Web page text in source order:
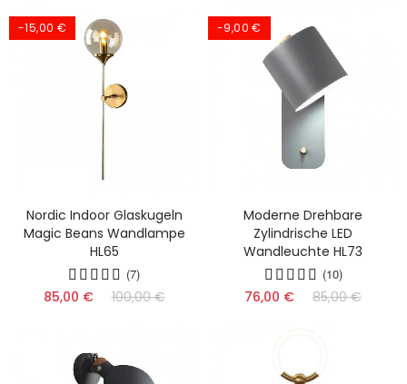
-15,00 €
Nordic Indoor Glaskugeln
Magic Beans Wandlampe
HL65
(7)
85,00 € 100,00 €
-9,00 €
Moderne Drehbare
Zylindrische LED
Wandleuchte HL73
(10)
76,00 € 85,00 €